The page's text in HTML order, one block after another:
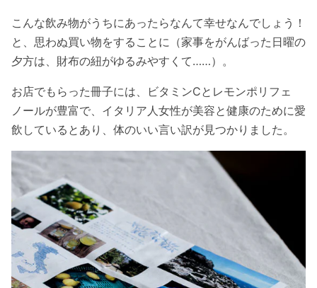
こんな飲み物がうちにあったらなんて幸せなんでしょう！
と、思わぬ買い物をすることに（家事をがんばった日曜の
夕方は、財布の紐がゆるみやすくて……）。
お店でもらった冊子には、ビタミンCとレモンポリフェ
ノールが豊富で、イタリア人女性が美容と健康のために愛
飲しているとあり、体のいい言い訳が見つかりました。